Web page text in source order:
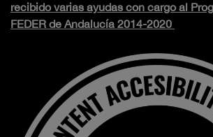
recibido varias ayudas con cargo al
FEDER de Andalucía 2014-2020